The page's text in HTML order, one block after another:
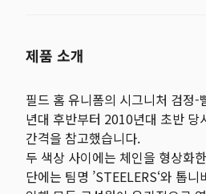
제품 소개
필드 홈 유니폼의 시그니처 검정
년대 후반부터 2010년대 초반 당
간격을 참고했습니다.
두 색상 사이에는 체인을 형상화
단에는 팀명 ’STEELERS‘와 톱